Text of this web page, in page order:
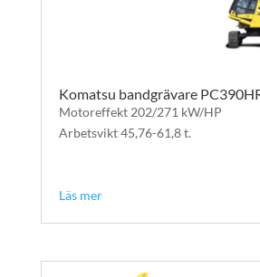
Komatsu bandgrävare
Motoreffekt 202/271 kW/HP
Arbetsvikt 45,76-61,8 t.
Läs mer